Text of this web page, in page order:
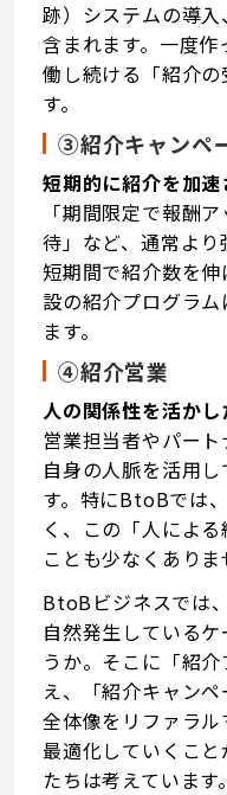
跡）システムの導
含まれます。一度
働し続ける「紹介
す。
③紹介キャンペ
短期的に紹介を加
「期間限定で報酬
待」など、通常より
短期間で紹介数を
設の紹介プログラ
ます。
④紹介営業
人の関係性を活か
営業担当者やパー
自身の人脈を活用
す。特にBtoBでは
く、この「人によ
ことも少なくありま
BtoBビジネスでは
自然発生している
うか。そこに「紹
え、「紹介キャン
全体像をリファラル
最適化していくこ
たちは考えています。